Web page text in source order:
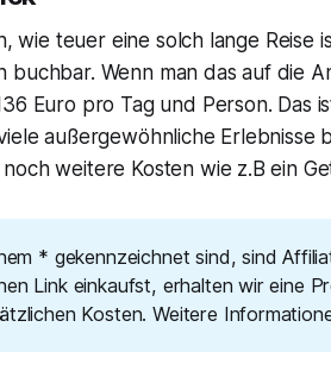
wie teuer eine solch lange Reise
buchbar. Wenn man das auf die
Euro pro Tag und Person. Das
außergewöhnliche Erlebnisse
weitere Kosten wie z.B ein
* gekennzeichnet sind, sind
Link einkaufst, erhalten wir eine
Kosten. Weitere